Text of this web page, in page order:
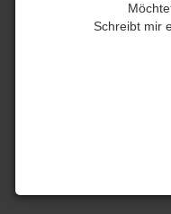
Schreibt mir